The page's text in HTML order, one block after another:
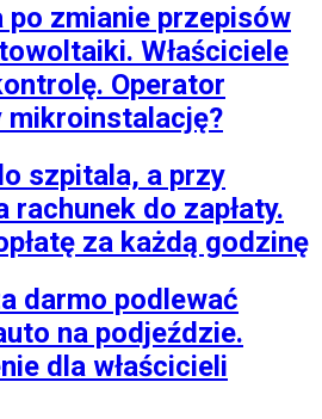
po zmianie przepisów
Właściciele
Operator
mikroinstalację?
szpitala, a przy
do zapłaty.
za każdą godzinę
darmo podlewać
na podjeździe.
dla właścicieli